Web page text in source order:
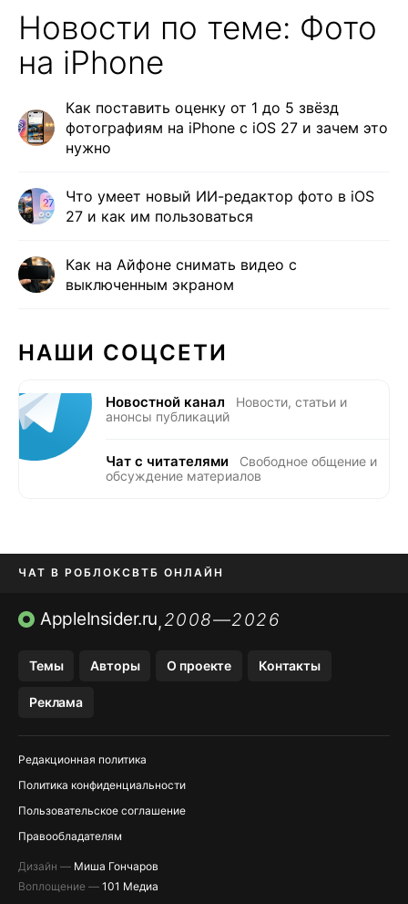
Новости по теме: Фото
на iPhone
Как поставить оценку от 1 до 5 звёзд
фотографиям на iPhone с iOS 27 и зачем это
нужно
Что умеет новый ИИ-редактор фото в iOS
27 и как им пользоваться
Как на Айфоне снимать видео с
выключенным экраном
НАШИ СОЦСЕТИ
Новостной канал
Новости, статьи и
анонсы публикаций
Чат с читателями
Свободное общение и
обсуждение материалов
ЧАТ В РОБЛОКСВТБ ОНЛАЙН
ПРИЛОЖЕНИЯ APP STORE
AppleInsider.ru,2008—2026
Темы Авторы О проекте Контакты
Реклама
Редакционная политика
Политика конфиденциальности
Пользовательское соглашение
Правообладателям
Дизайн — Миша Гончаров
Воплощение — 101 Медиа